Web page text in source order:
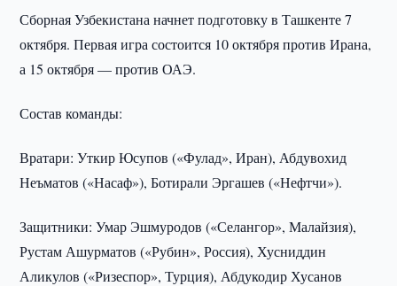
Сборная Узбекистана начнет подготовку в Ташкенте 7
октября. Первая игра состоится 10 октября против Ирана,
а 15 октября — против ОАЭ.
Состав команды:
Вратари: Уткир Юсупов («Фулад», Иран), Абдувохид
Неъматов («Насаф»), Ботирали Эргашев («Нефтчи»).
Защитники: Умар Эшмуродов («Селангор», Малайзия),
Рустам Ашурматов («Рубин», Россия), Хусниддин
Аликулов («Ризеспор», Турция), Абдукодир Хусанов